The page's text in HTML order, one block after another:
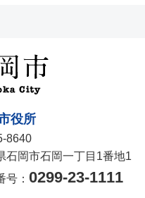
役所
8640
石岡市石岡一丁目1番地1
号： 0299-23-1111